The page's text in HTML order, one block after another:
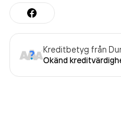
Kreditbetyg från
Okänd